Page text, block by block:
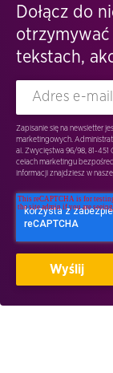
Dołącz do
tekstach,
Zapisanie się na newsletter
marketingowych.
al. Zwycięstwa 96/98, 81-451
celach marketingu
informacji znajdziesz w naszej